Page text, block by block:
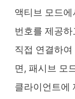
액티브 모드
번호를 제공
직접 연결하
면, 패시브 모
클라이언트에